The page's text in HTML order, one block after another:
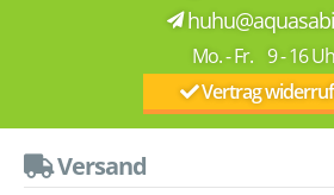
Mo. - Fr. 9 - 16
Vertrag
Versand